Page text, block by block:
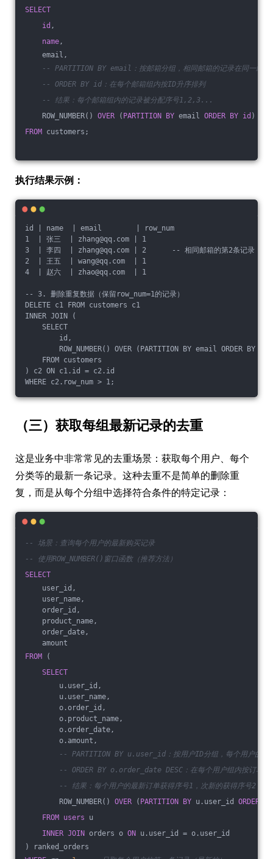
SELECT
id ,
name,
email,
-- PARTITION BY email：按邮箱分组，相同邮箱的记录在同一组
-- ORDER BY id：在每个邮箱组内按ID升序排列
-- 结果：每个邮箱组内的记录被分配序号1,2,3...
ROW_NUMBER() OVER ( PARTITION BY email ORDER BY id )
FROM customers;
执行结果示例：
id | name  | email        | row_num
1  | 张三  | zhang@qq.com | 1
3  | 李四  | zhang@qq.com | 2      -- 相同邮箱的第2条记录
2  | 王五  | wang@qq.com  | 1
4  | 赵六  | zhao@qq.com  | 1
-- 3. 删除重复数据（保留row_num=1的记录）
DELETE c1 FROM customers c1
INNER JOIN (
SELECT
id,
ROW_NUMBER() OVER (PARTITION BY email ORDER BY id)
FROM customers
) c2 ON c1.id = c2.id
WHERE c2.row_num > 1;
（三）获取每组最新记录的去重
这是业务中非常常见的去重场景：获取每个用户、每个
分类等的最新一条记录。这种去重不是简单的删除重
复，而是从每个分组中选择符合条件的特定记录：
-- 场景：查询每个用户的最新购买记录
-- 使用ROW_NUMBER()窗口函数（推荐方法）
SELECT
user_id,
user_name,
order_id,
product_name,
order_date,
amount
FROM (
SELECT
u.user_id,
u.user_name,
o.order_id,
o.product_name,
o.order_date,
o.amount,
-- PARTITION BY u.user_id：按用户ID分组，每个用户的记
-- ORDER BY o.order_date DESC：在每个用户组内按订单日
-- 结果：每个用户的最新订单获得序号1，次新的获得序号2，以
ROW_NUMBER() OVER ( PARTITION BY u.user_id ORDER
FROM
users u
INNER JOIN orders o ON u.user_id = o.user_id
) ranked_orders